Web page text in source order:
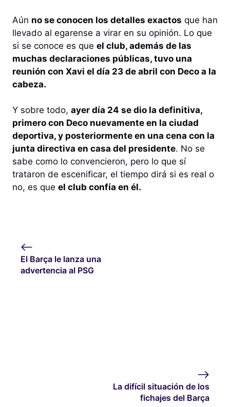
Aún no se conocen los detalles exactos que han
llevado al egarense a virar en su opinión. Lo que
si se conoce es que el club, además de las
muchas declaraciones públicas, tuvo una
reunión con Xavi el día 23 de abril con Deco a la
cabeza.
Y sobre todo, ayer día 24 se dio la definitiva,
primero con Deco nuevamente en la ciudad
deportiva, y posteriormente en una cena con la
junta directiva en casa del presidente. No se
sabe como lo convencieron, pero lo que sí
trataron de escenificar, el tiempo dirá si es real o
no, es que el club confía en él.
El Barça le lanza una
advertencia al PSG
La difícil situación de los
fichajes del Barça